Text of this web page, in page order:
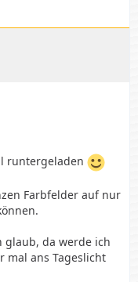
runtergeladen
Farbfelder auf nur
glaub, da werde ich
mal ans Tageslicht